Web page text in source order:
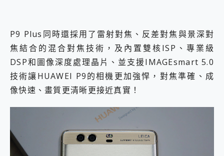
P9 Plus同時還採用了雷射對焦、反差對焦與景深對
焦結合的混合對焦技術，及內置雙核ISP、專業級
DSP和圖像深度處理晶片、並支援IMAGEsmart 5.0
技術讓HUAWEI P9的相機更加強悍，對焦準確、成
像快速、畫質更清晰更接近真實！